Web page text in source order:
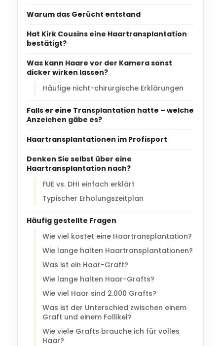
Warum das Gerücht entstand
Hat Kirk Cousins eine Haartransplantation
bestätigt?
Was kann Haare vor der Kamera sonst
dicker wirken lassen?
Häufige nicht-chirurgische Erklärungen
Falls er eine Transplantation hatte – welche
Anzeichen gäbe es?
Haartransplantationen im Profisport
Denken Sie selbst über eine
Haartransplantation nach?
FUE vs. DHI einfach erklärt
Typischer Erholungszeitplan
Häufig gestellte Fragen
Wie viel kostet eine Haartransplantation?
Wie lange halten Haartransplantationen?
Was ist ein Haar-Graft?
Wie lange halten Haar-Grafts?
Wie viel Haar sind 2.000 Grafts?
Was ist der Unterschied zwischen einem
Graft und einem Follikel?
Wie viele Grafts brauche ich für volles
Haar?